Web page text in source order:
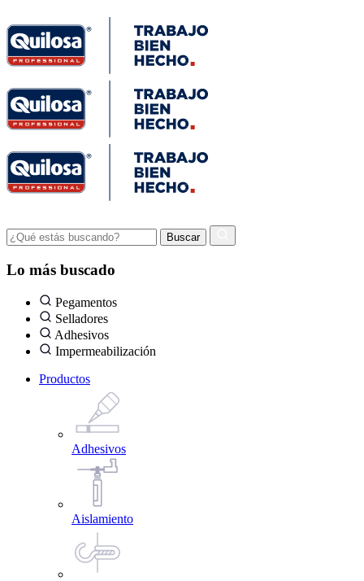
Lo más buscado
Pegamentos
Selladores
Adhesivos
Impermeabilización
Productos
Adhesivos
Aislamiento